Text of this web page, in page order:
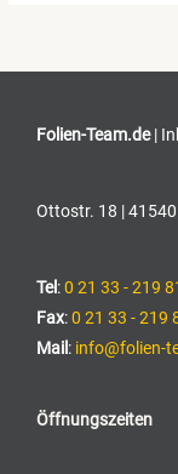
Folien-Team.de|
Ottostr. 18 |
Tel:0 21 33 - 219
Fax:0 21 33 - 219
Mail : info@folien-
Öffnungszeiten